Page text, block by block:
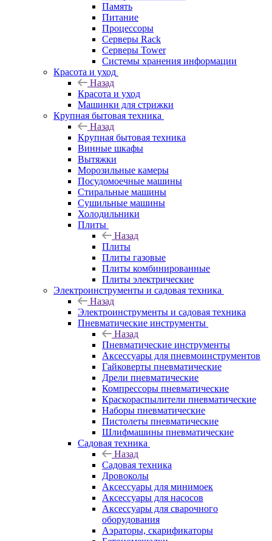
Память
Питание
Процессоры
Серверы Rack
Серверы Tower
Системы хранения информации
Красота и уход
Назад
Красота и уход
Машинки для стрижки
Крупная бытовая техника
Назад
Крупная бытовая техника
Винные шкафы
Вытяжки
Морозильные камеры
Посудомоечные машины
Стиральные машины
Сушильные машины
Холодильники
Плиты
Назад
Плиты
Плиты газовые
Плиты комбинированные
Плиты электрические
Электроинструменты и садовая техника
Назад
Электроинструменты и садовая техника
Пневматические инструменты
Назад
Пневматические инструменты
Аксессуары для пневмоинструментов
Гайковерты пневматические
Дрели пневматические
Компрессоры пневматические
Краскораспылители пневматические
Наборы пневматические
Пистолеты пневматические
Шлифмашины пневматические
Садовая техника
Назад
Садовая техника
Дровоколы
Аксессуары для минимоек
Аксессуары для насосов
Аксессуары для сварочного
оборудования
Аэраторы, скарификаторы